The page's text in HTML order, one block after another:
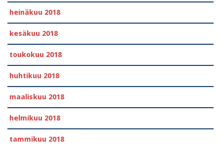
heinäkuu 2018
kesäkuu 2018
toukokuu 2018
huhtikuu 2018
maaliskuu 2018
helmikuu 2018
tammikuu 2018